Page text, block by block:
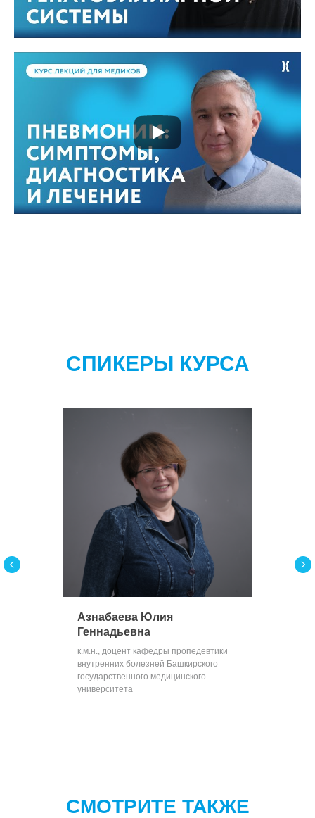
СПИКЕРЫ КУРСА
Азнабаева Юлия
Геннадьевна
к.м.н., доцент кафедры пропедевтики
внутренних болезней Башкирского
государственного медицинского
университета
СМОТРИТЕ ТАКЖЕ